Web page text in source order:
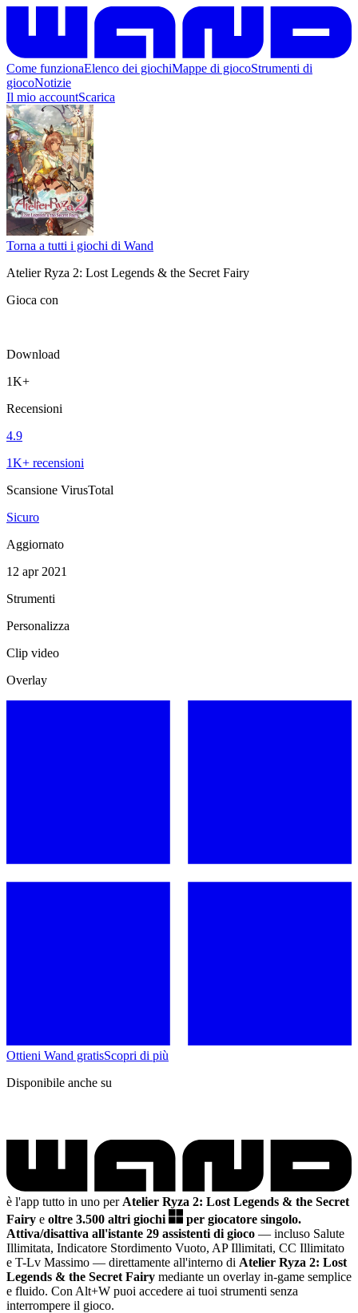
Come funzionaElenco dei giochiMappe di giocoStrumenti di
giocoNotizie
Il mio accountScarica
Torna a tutti i giochi di Wand
Atelier Ryza 2: Lost Legends & the Secret Fairy
Gioca con
Download
1K+
Recensioni
4.9
1K+ recensioni
Scansione VirusTotal
Sicuro
Aggiornato
12 apr 2021
Strumenti
Personalizza
Clip video
Overlay
Ottieni Wand gratisScopri di più
Disponibile anche su
è l'app tutto in uno per Atelier Ryza 2: Lost Legends & the Secret
Fairy e oltre 3.500 altri giochi
per giocatore singolo.
Attiva/disattiva all'istante 29 assistenti di gioco — incluso Salute
Illimitata, Indicatore Stordimento Vuoto, AP Illimitati, CC Illimitato
e T-Lv Massimo — direttamente all'interno di Atelier Ryza 2: Lost
Legends & the Secret Fairy mediante un overlay in-game semplice
e fluido. Con Alt+W puoi accedere ai tuoi strumenti senza
interrompere il gioco.